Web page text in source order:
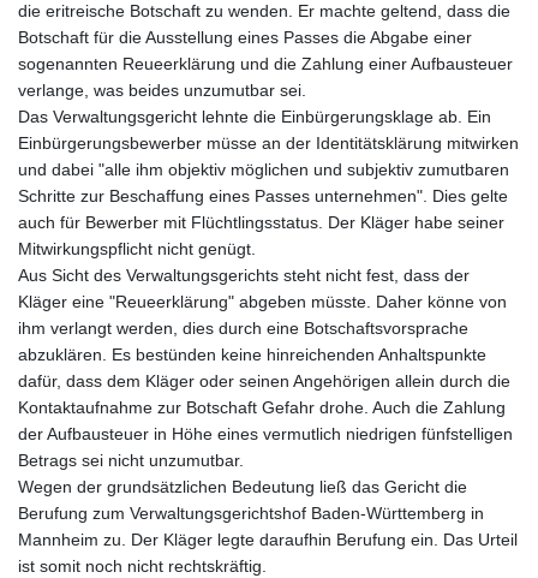
die eritreische Botschaft zu wenden. Er machte geltend, dass die
Botschaft für die Ausstellung eines Passes die Abgabe einer
sogenannten Reueerklärung und die Zahlung einer Aufbausteuer
verlange, was beides unzumutbar sei.
Das Verwaltungsgericht lehnte die Einbürgerungsklage ab. Ein
Einbürgerungsbewerber müsse an der Identitätsklärung mitwirken
und dabei "alle ihm objektiv möglichen und subjektiv zumutbaren
Schritte zur Beschaffung eines Passes unternehmen". Dies gelte
auch für Bewerber mit Flüchtlingsstatus. Der Kläger habe seiner
Mitwirkungspflicht nicht genügt.
Aus Sicht des Verwaltungsgerichts steht nicht fest, dass der
Kläger eine "Reueerklärung" abgeben müsste. Daher könne von
ihm verlangt werden, dies durch eine Botschaftsvorsprache
abzuklären. Es bestünden keine hinreichenden Anhaltspunkte
dafür, dass dem Kläger oder seinen Angehörigen allein durch die
Kontaktaufnahme zur Botschaft Gefahr drohe. Auch die Zahlung
der Aufbausteuer in Höhe eines vermutlich niedrigen fünfstelligen
Betrags sei nicht unzumutbar.
Wegen der grundsätzlichen Bedeutung ließ das Gericht die
Berufung zum Verwaltungsgerichtshof Baden-Württemberg in
Mannheim zu. Der Kläger legte daraufhin Berufung ein. Das Urteil
ist somit noch nicht rechtskräftig.